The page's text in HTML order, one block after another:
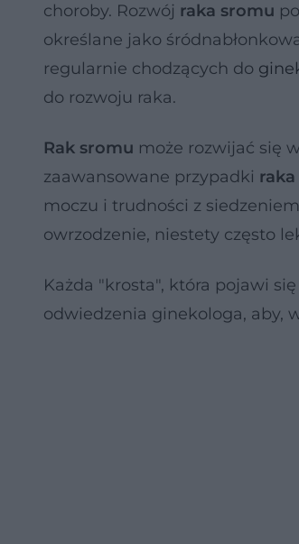
choroby. Rozwój raka sromu
określane jako
regularnie chodzących do
do rozwoju raka.
Rak sromu może rozwijać się
zaawansowane przypadki
moczu i trudności z
owrzodzenie, niestety często
Każda "krosta", która pojawi
odwiedzenia ginekologa, aby,